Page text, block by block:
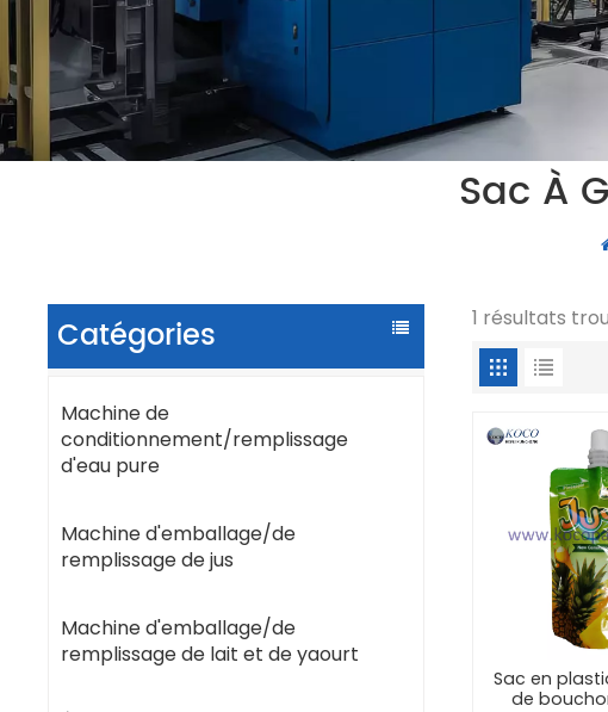
Sac À
Catégories
Machine de
conditionnement/remplissage
d'eau pure
Machine d'emballage/de
remplissage de jus
Machine d'emballage/de
remplissage de lait et de yaourt
1 résultats
Sac en
de